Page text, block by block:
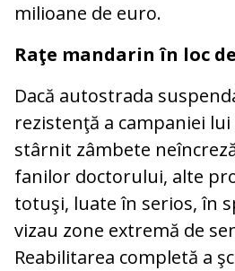
milioane de euro.
Raţe mandarin în loc
Dacă autostrada
rezistenţă a campaniei
stârnit zâmbete
fanilor doctorului, alte
totuşi, luate în serios, în
vizau zone extremă de
Reabilitarea completă a